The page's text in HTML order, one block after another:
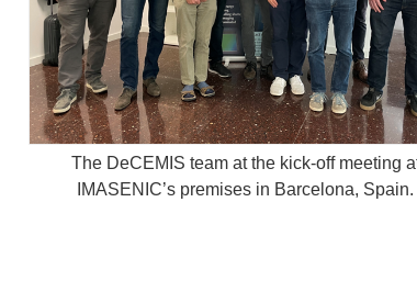
The DeCEMIS team at the kick-off meeting
IMASENIC’s premises in Barcelona, Spain.